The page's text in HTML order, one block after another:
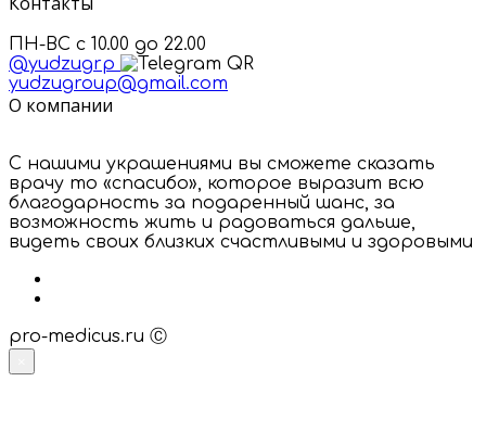
ПН-ВС с 10.00 до 22.00
@yudzugrp
yudzugroup@gmail.com
О компании
С нашими украшениями вы сможете сказать
врачу то «спасибо», которое выразит всю
благодарность за подаренный шанс, за
возможность жить и радоваться дальше,
видеть своих близких счастливыми и здоровыми
pro-medicus.ru Ⓒ